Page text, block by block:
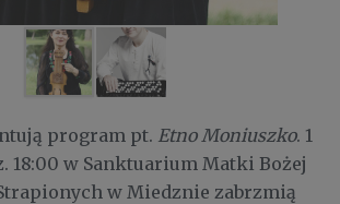
program pt. Etno Moniuszko. 1
18:00 w Sanktuarium Matki Bożej
w Miedznie zabrzmią